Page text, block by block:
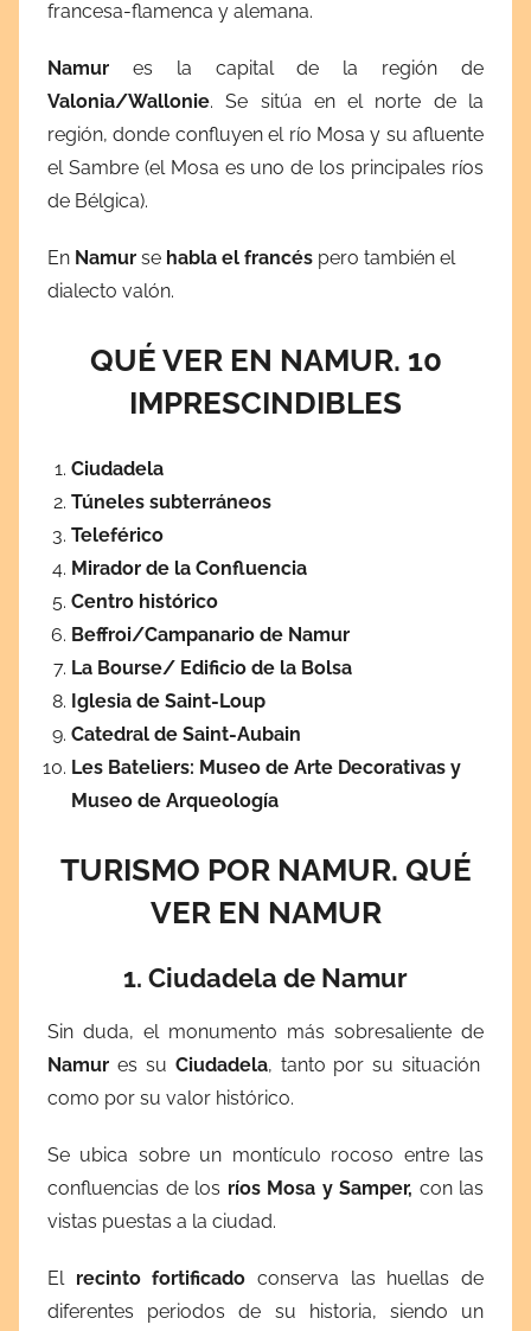
francesa-flamenca y alemana.
Namur es la capital de la región de
Valonia/Wallonie. Se sitúa en el norte de la
región, donde confluyen el río Mosa y su afluente
el Sambre (el Mosa es uno de los principales ríos
de Bélgica).
En Namur se habla el francés pero también el
dialecto valón.
QUÉ VER EN NAMUR. 10
IMPRESCINDIBLES
Ciudadela
Túneles subterráneos
Teleférico
Mirador de la Confluencia
Centro histórico
Beffroi/Campanario de Namur
La Bourse/ Edificio de la Bolsa
Iglesia de Saint-Loup
Catedral de Saint-Aubain
Les Bateliers: Museo de Arte Decorativas y
Museo de Arqueología
TURISMO POR NAMUR. QUÉ
VER EN NAMUR
1. Ciudadela de Namur
Sin duda, el monumento más sobresaliente de
Namur es su Ciudadela, tanto por su situación
como por su valor histórico.
Se ubica sobre un montículo rocoso entre las
confluencias de los ríos Mosa y Samper, con las
vistas puestas a la ciudad.
El recinto fortificadoconserva las huellas de
diferentes periodos de su historia, siendo un